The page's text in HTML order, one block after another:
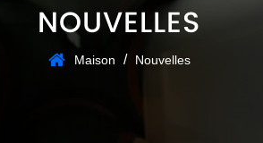
NOUVELLES
Maison / Nouvelles